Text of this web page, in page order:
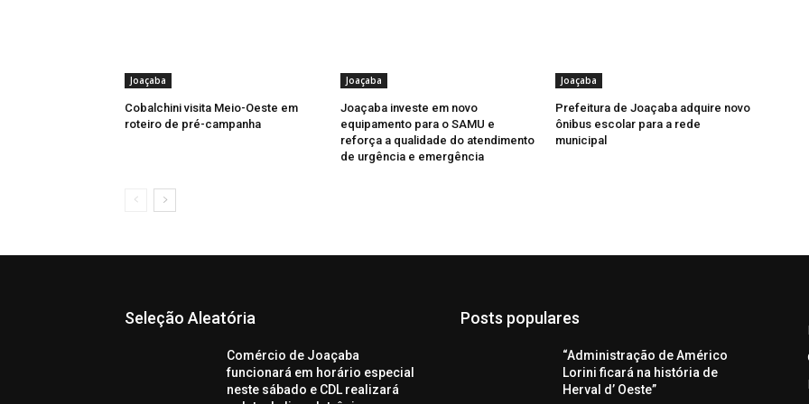
Joaçaba
Cobalchini visita Meio-Oeste em
roteiro de pré-campanha
Joaçaba
Joaçaba investe em novo
equipamento para o SAMU e
reforça a qualidade do atendimento
de urgência e emergência
Joaçaba
Prefeitura de Joaçaba adquire novo
ônibus escolar para a rede
municipal
Seleção Aleatória
Comércio de Joaçaba
funcionará em horário especial
neste sábado e CDL realizará
Posts populares
“Administração de Américo
Lorini ficará na história de
Herval d’ Oeste”